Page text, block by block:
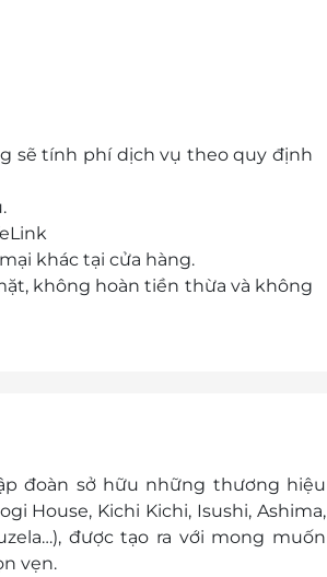
sẽ tính phí dịch vụ theo quy định
khác tại cửa hàng.
không hoàn tiền thừa và không
đoàn sở hữu những thương hiệu
House, Kichi Kichi, Isushi, Ashima,
được tạo ra với mong muốn
vẹn.